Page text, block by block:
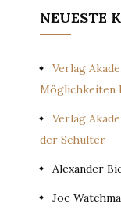
NEUESTE
Verlag
Möglichkeiten
Verlag
der Schulter
Alexander
Joe